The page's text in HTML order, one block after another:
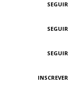
SEGUIR
SEGUIR
SEGUIR
INSCREVER